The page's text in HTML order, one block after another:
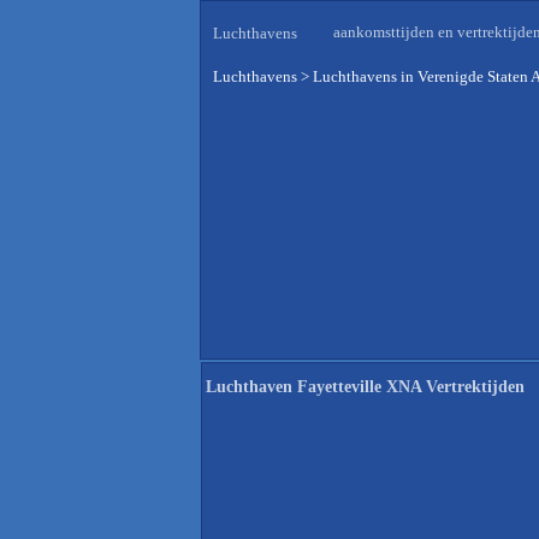
Luchthavens aankomsttijden en vertrektijden
Luchthavens > Luchthavens in Verenigde Staten
Luchthaven Fayetteville XNA Vertrektijden